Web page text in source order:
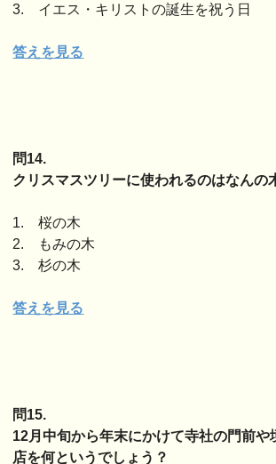
3. イエス・キリストの誕生を祝う日
答えを見る
問14.
クリスマスツリーに使われるのはなんの
1. 桜の木
2. もみの木
3. 杉の木
答えを見る
問15.
12月中旬から年末にかけて寺社の門前や
店を何というでしょう？